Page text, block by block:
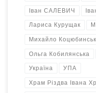
Іван САЛЕВИЧ
Лариса Курущак
Михайло
Ольга Кобилянська
Україна УПА
Храм Різдва Івана